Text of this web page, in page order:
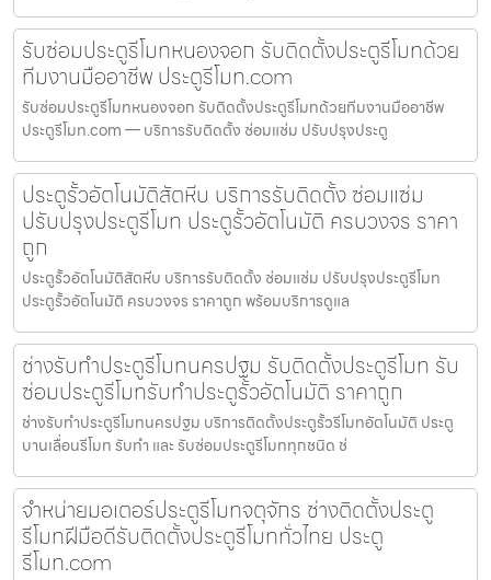
รับซ่อมประตูรีโมทหนองจอก รับติดตั้งประตูรีโมทด้วย
ทีมงานมืออาชีพ ประตูรีโมท.com
รับซ่อมประตูรีโมทหนองจอก รับติดตั้งประตูรีโมทด้วยทีมงานมืออาชีพ
ประตูรีโมท.com — บริการรับติดตั้ง ซ่อมแซ่ม ปรับปรุงประตู
ประตูรั้วอัตโนมัติสัตหีบ บริการรับติดตั้ง ซ่อมแซ่ม
ปรับปรุงประตูรีโมท ประตูรั้วอัตโนมัติ ครบวงจร ราคา
ถูก
ประตูรั้วอัตโนมัติสัตหีบ บริการรับติดตั้ง ซ่อมแซ่ม ปรับปรุงประตูรีโมท
ประตูรั้วอัตโนมัติ ครบวงจร ราคาถูก พร้อมบริการดูแล
ช่างรับทำประตูรีโมทนครปฐม รับติดตั้งประตูรีโมท รับ
ซ่อมประตูรีโมทรับทำประตูรั้วอัตโนมัติ ราคาถูก
ช่างรับทำประตูรีโมทนครปฐม บริการติดตั้งประตูรั้วรีโมทอัตโนมัติ ประตู
บานเลื่อนรีโมท รับทำ และ รับซ่อมประตูรีโมททุกชนิด ช่
จำหน่ายมอเตอร์ประตูรีโมทจตุจักร ช่างติดตั้งประตู
รีโมทฝีมือดีรับติดตั้งประตูรีโมททั่วไทย ประตู
รีโมท.com